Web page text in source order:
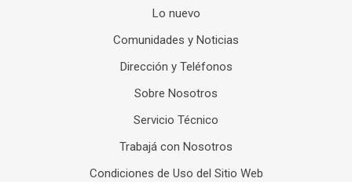
Lo nuevo
Comunidades y Noticias
Dirección y Teléfonos
Sobre Nosotros
Servicio Técnico
Trabajá con Nosotros
Condiciones de Uso del Sitio Web